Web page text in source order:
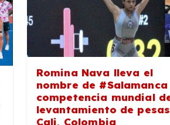
Romina Nava lleva el
nombre de
competencia mundial
levantamiento de
Cali, Colombia